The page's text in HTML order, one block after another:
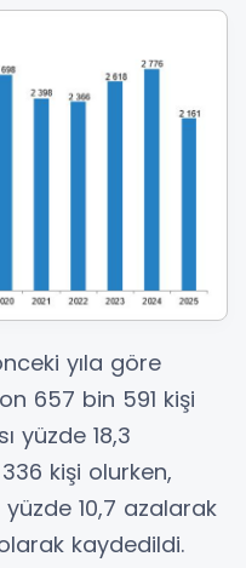
yıla göre
657 bin 591 kişi
yüzde 18,3
kişi olurken,
10,7 azalarak
kaydedildi.